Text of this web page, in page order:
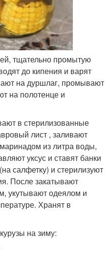
тщательно промытую
до кипения и варят
на дуршлаг, промывают
на полотенце и
в стерилизованные
лист , заливают
из литра воды,
уксус и ставят банки
салфетку) и стерилизуют
После закатывают
укутывают одеялом и
Хранят в
на зиму: